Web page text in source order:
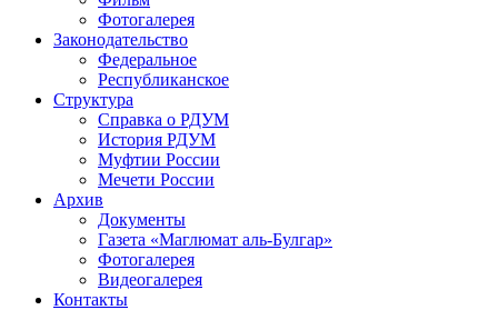
Фотогалерея
Законодательство
Федеральное
Республиканское
Структура
Справка о РДУМ
История РДУМ
Муфтии России
Мечети России
Архив
Документы
Газета «Маглюмат аль-Булгар»
Фотогалерея
Видеогалерея
Контакты